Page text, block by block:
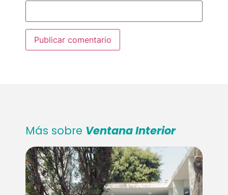
Más sobre Ventana Interior